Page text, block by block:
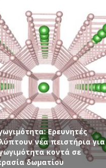
Ερευνητές
νέα πειστήρια για
κοντά σε
δωματίου